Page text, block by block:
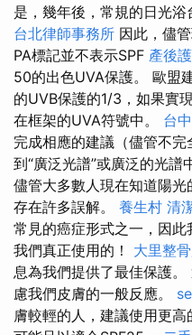
是，幾年後，常規的日光浴
台北律師事務所 因此，儘
PA標記並不表示SPF 產後
50的出色UVA保護。 歐盟
的UVB保護的1/3，如果實
在框架的UVA符號中。 台
完成相應的建議（儘管不
到“廣泛光譜”或廣泛的光譜
儘管大多數人現在知道陽
存在許多誤解。 養生村 清
常見的癌症形式之一，因
我們真正使用的！ 大里整
息為我們提供了最佳保護
慮我們皮膚的一般反應。
膚較輕的人，建議使用更